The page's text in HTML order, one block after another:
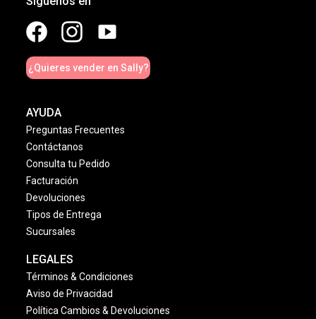
¿Quieres vender en Sally?
AYUDA
Preguntas Frecuentes
Contáctanos
Consulta tu Pedido
Facturación
Devoluciones
Tipos de Entrega
Sucursales
LEGALES
Términos & Condiciones
Aviso de Privacidad
Política Cambios & Devoluciones